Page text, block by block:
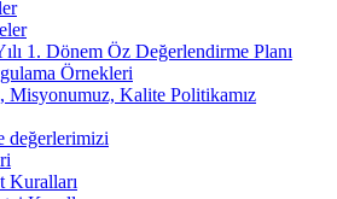
1. Dönem Öz Değerlendirme Planı
Örnekleri
Misyonumuz, Kalite Politikamız
değerlerimizi
Kuralları